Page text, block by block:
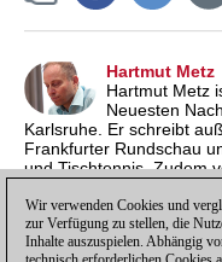
Hartmut Metz
Hartmut Metz
Neuesten
Karlsruhe. Er schreibt
Frankfurter Rundschau
und Tischtennis. Zudem
regelmäßig Beiträge für
(Österreich) und
Wir verwenden Cookies und
zur Verfügung zu stellen, die
Inhalte auszuspielen. Abhängig